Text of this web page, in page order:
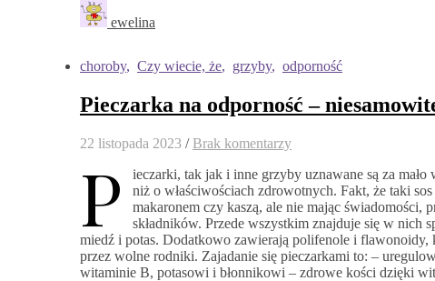
ewelina
choroby, Czy wiecie, że, grzyby, odporność
Pieczarka na odporność –
22 listopada 2023 / Brak komentarzy
P
ieczarki, tak jak i inne grzyby uznawane są za
niż o właściwościach zdrowotnych. Fakt, że taki
makaronem czy kaszą, ale nie mając
składników. Przede wszystkim znajduje się w
miedź i potas. Dodatkowo zawierają polifenole i
przez wolne rodniki. Zajadanie się pieczarkami to: –
witaminie B, potasowi i błonnikowi – zdrowe kości dzięki